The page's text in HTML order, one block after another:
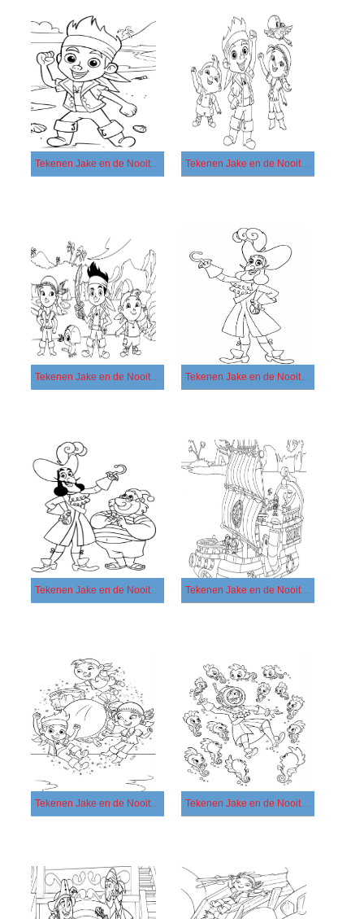
Tekenen Jake en de Nooitgedachtland Piraten gratis afdrukbaar simpel Tekenen Jake en de Nooitgedachtland Piraten gratis afdrukbaar
Tekenen Jake en de Nooitgedachtland Piraten gratis basis Tekenen Jake en de Nooitgedachtland Piraten gratis eenvoudig
Tekenen Jake en de Nooitgedachtland Piraten gratis simpel Tekenen Jake en de Nooitgedachtland Piraten gratis voor kinderen
Tekenen Jake en de Nooitgedachtland Piraten gratis Tekenen Jake en de Nooitgedachtland Piraten simpel